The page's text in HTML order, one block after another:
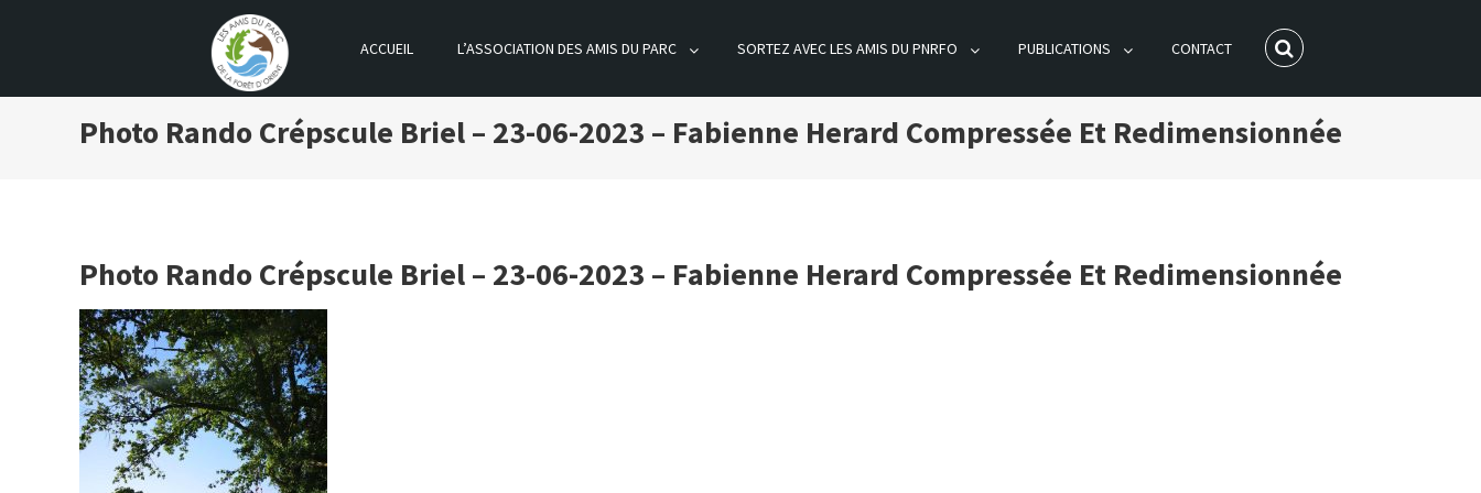
LES AMIS DU PARC DE LA FORÊT D'ORIENT
ACCUEIL L’ASSOCIATION DES AMIS DU PARC SORTEZ AVEC LES AMIS DU PNRFO PUBLICATIONS CONTACT
Photo Rando Crépscule Briel – 23-06-2023 – Fabienne Herard Compressée Et Redimensionnée
Photo Rando Crépscule Briel – 23-06-2023 – Fabienne Herard Compressée Et Redimensionnée